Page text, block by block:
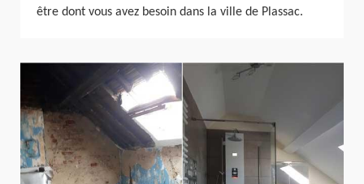
être dont vous avez besoin dans la ville de Plassac.